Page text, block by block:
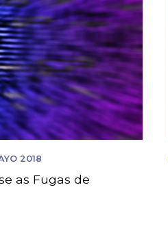
2018
as Fugas de